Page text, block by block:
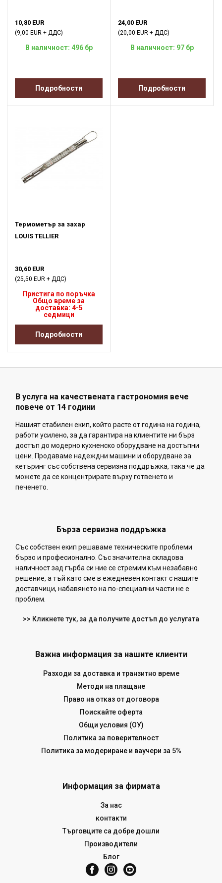
10,80 EUR
(9,00 EUR + ДДС)
В наличност: 496 бр
Подробности
24,00 EUR
(20,00 EUR + ДДС)
В наличност: 97 бр
Подробности
Термометър за захар
LOUIS TELLIER
30,60 EUR
(25,50 EUR + ДДС)
Пристига по поръчка
Общо време за
доставка: 4-5
седмици
Подробности
В услуга на качествената гастрономия вече
повече от 14 години
Нашият стабилен екип, който расте от година на година,
работи усилено, за да гарантира на клиентите ни бърз
достъп до модерно кухненско оборудване на достъпни
цени. Продаваме надеждни машини и оборудване за
кетъринг със собствена сервизна поддръжка, така че да
можете да се концентрирате върху готвенето и
печенето.
Бърза сервизна поддръжка
Със собствен екип решаваме техническите проблеми
бързо и професионално. Със значителна складова
наличност зад гърба си ние се стремим към незабавно
решение, а тъй като сме в ежедневен контакт с нашите
доставчици, набавянето на по-специални части не е
проблем.
>> Кликнете тук, за да получите достъп до услугата
Важна информация за нашите клиенти
Разходи за доставка и транзитно време
Методи на плащане
Право на отказ от договора
Поискайте оферта
Общи условия (ОУ)
Политика за поверителност
Политика за модериране и ваучери за 5%
Информация за фирмата
За нас
контакти
Търговците са добре дошли
Производители
Блог